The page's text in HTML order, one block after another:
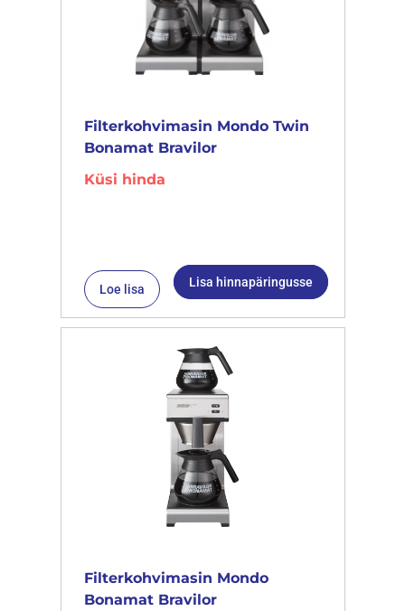
Filterkohvimasin Mondo Twin
Bonamat Bravilor
Küsi hinda
Loe lisa Lisa hinnapäringusse
Filterkohvimasin Mondo
Bonamat Bravilor